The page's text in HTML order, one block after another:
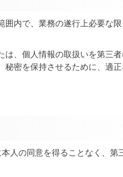
内で、業務の遂行上必要な限
は、個人情報の取扱いを第三
密を保持させるために、適
人の同意を得ることなく、第